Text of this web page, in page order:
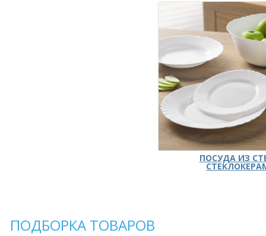
ПОСУДА ИЗ
ПОДБОРКА ТОВАРОВ